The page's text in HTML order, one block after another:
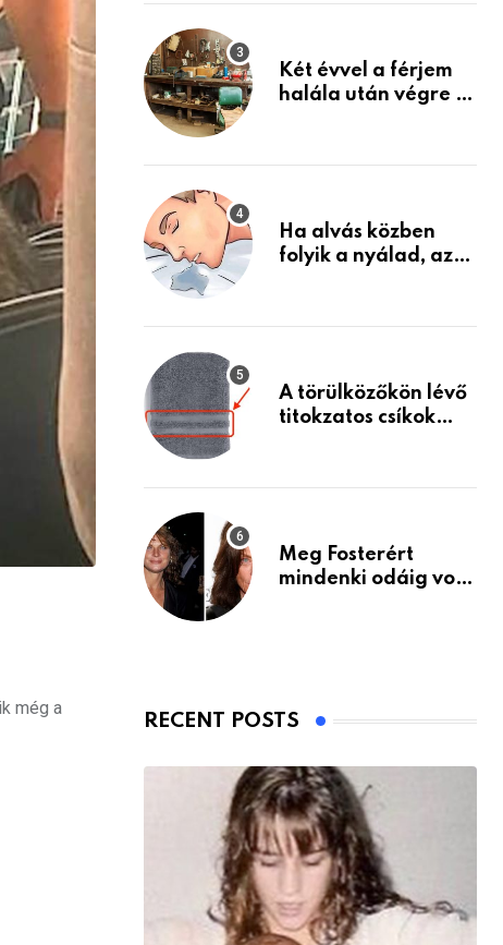
még a
Készülj fel arra, ami
Két évvel a férjem
halála után végre át
holmiját – amit
életemet
Ha alvás közben
folyik a nyálad, az
A törülközőkön lévő
titokzatos csíkok
Meg Fosterért
mindenki odáig volt
RECENT POSTS